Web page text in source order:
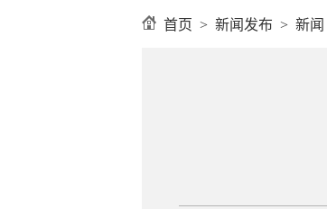
首页 > 新闻发布 > 新闻